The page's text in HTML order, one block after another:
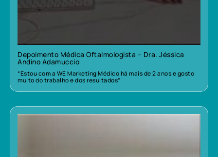
Depoimento Médica Oftalmologista – Dra. Jéssica
Andino Adamuccio
“Estou com a WE Marketing Médico há mais de 2 anos e gosto
muito do trabalho e dos resultados”